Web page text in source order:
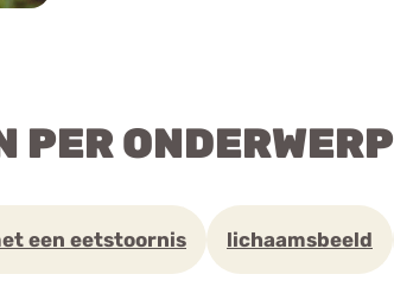
PER ONDERWERP
een eetstoornis lichaamsbeeld